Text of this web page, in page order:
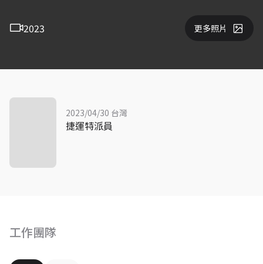
2023 更多照片
工作團隊
2023/04/30 台灣
捷運特派員